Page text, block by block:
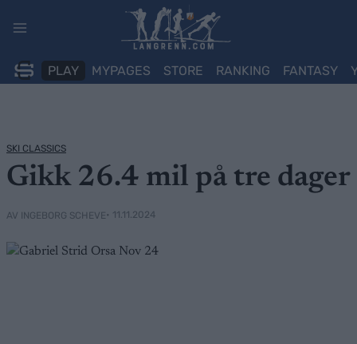
PLAY MYPAGES STORE RANKING FANTASY
SKI CLASSICS
Gikk 26.4 mil på tre dager
AV INGEBORG SCHEVE• 11.11.2024